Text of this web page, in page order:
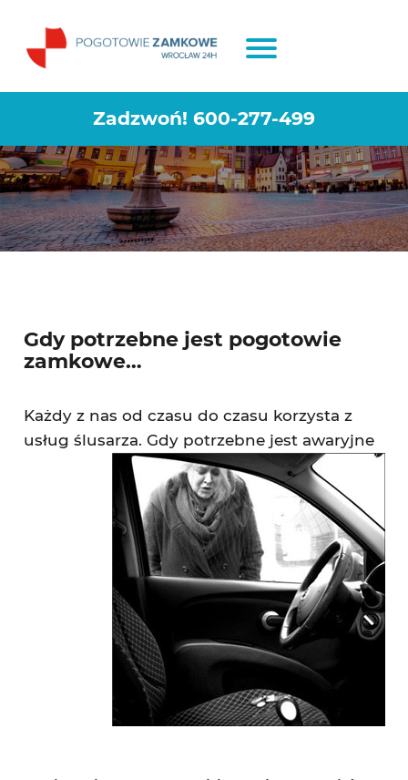
Zadzwoń! 600-277-499
AWARYJNE OTWIERANIE
SAMOCHODÓW WROCŁAW
FABRYCZNA
Gdy potrzebne jest pogotowie
zamkowe…
Każdy z nas od czasu do czasu korzysta z
usług ślusarza. Gdy potrzebne jest awaryjne